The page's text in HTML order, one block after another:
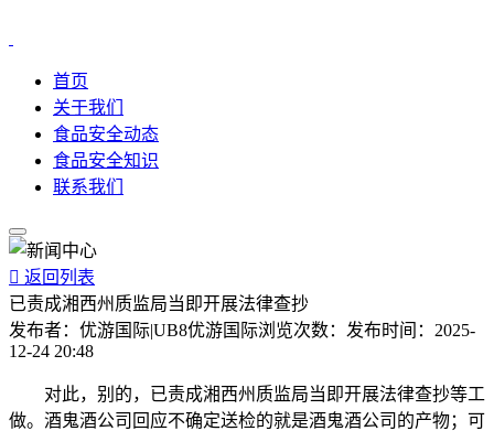
首页
关于我们
食品安全动态
食品安全知识
联系我们
 返回列表
已责成湘西州质监局当即开展法律查抄
发布者： 优游国际|UB8优游国际浏览次数： 发布时间： 2025-
12-24 20:48
对此，别的，已责成湘西州质监局当即开展法律查抄等工
做。酒鬼酒公司回应不确定送检的就是酒鬼酒公司的产物；可